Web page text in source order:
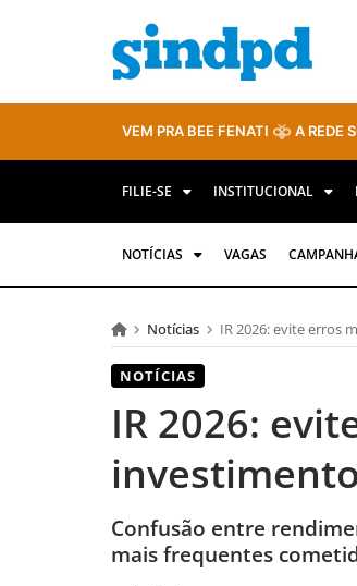
VEM PRA BEE FENATI A REDE
FILIE-SE INSTITUCIONAL
NOTÍCIAS VAGAS
Notícias IR 2026: evite erros
NOTÍCIAS
IR 2026:
Confusão entre
mais frequentes